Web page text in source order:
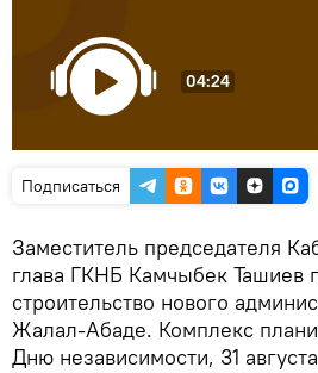
04:24
Подписаться
Заместитель председателя
глава ГКНБ Камчыбек Ташиев
строительство нового
Жалал-Абаде. Комплекс
Дню независимости, 31